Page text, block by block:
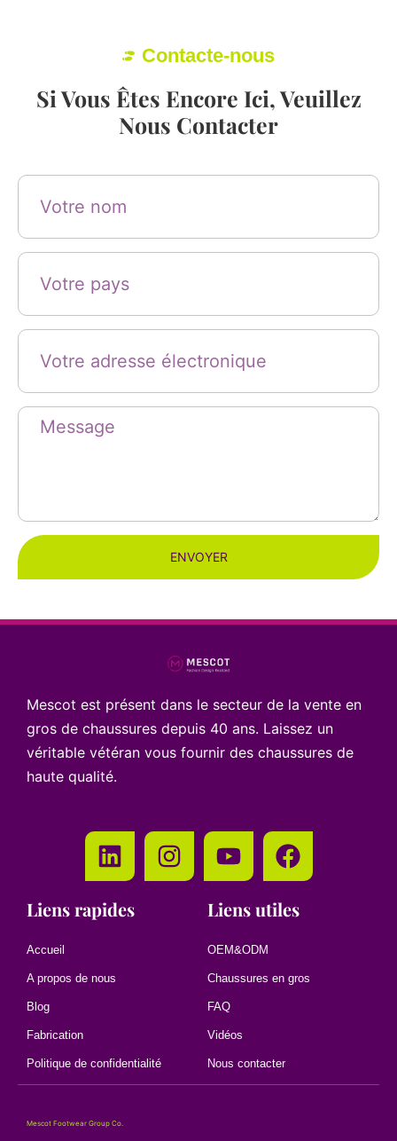
Contacte-nous
Si Vous Êtes Encore Ici, Veuillez
Nous Contacter
ENVOYER
Mescot est présent dans le secteur de la vente en
gros de chaussures depuis 40 ans. Laissez un
véritable vétéran vous fournir des chaussures de
haute qualité.
Liens rapides
Accueil
A propos de nous
Blog
Fabrication
Politique de confidentialité
Liens utiles
OEM&ODM
Chaussures en gros
FAQ
Vidéos
Nous contacter
Mescot Footwear Group Co.